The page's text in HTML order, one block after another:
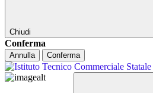
Chiudi
Conferma
Annulla Conferma